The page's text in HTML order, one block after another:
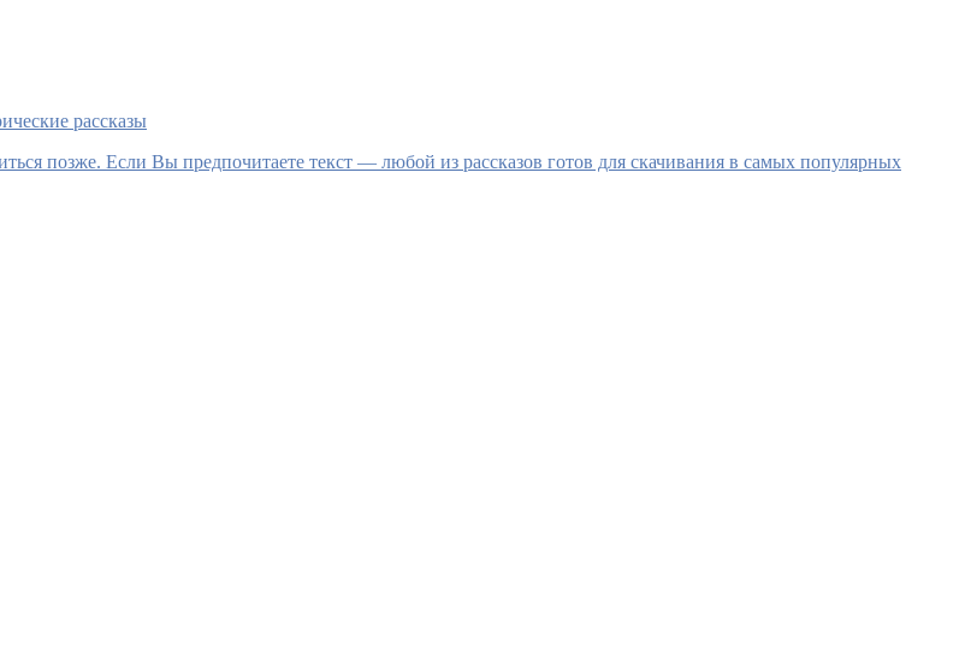
рассказы
позже. Если Вы предпочитаете текст — любой из рассказов готов для скачивания в самых популярных